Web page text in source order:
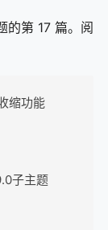
的第 17 篇。阅
缩功能
子主题